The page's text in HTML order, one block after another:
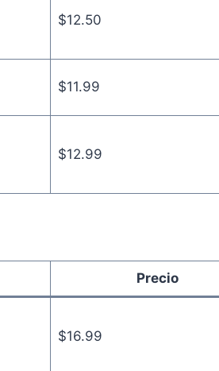
$12.50
$11.99
$12.99
Precio
$16.99